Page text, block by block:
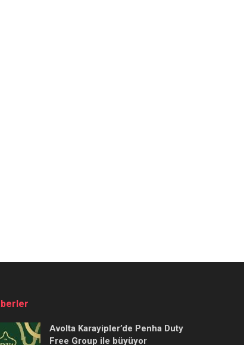
Avolta Karayipler’de Penha Duty
Free Group ile büyüyor